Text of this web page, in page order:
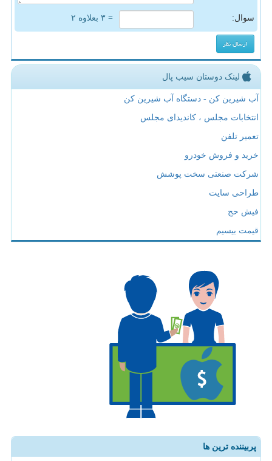
سوال: = ۳ بعلاوه ۲
لینک دوستان سیب پال
آب شیرین کن - دستگاه آب شیرین کن
انتخابات مجلس ، کاندیدای مجلس
تعمیر تلفن
خرید و فروش خودرو
شرکت صنعتی سخت پوشش
طراحی سایت
فیش حج
قیمت بیسیم
پربیننده ترین ها